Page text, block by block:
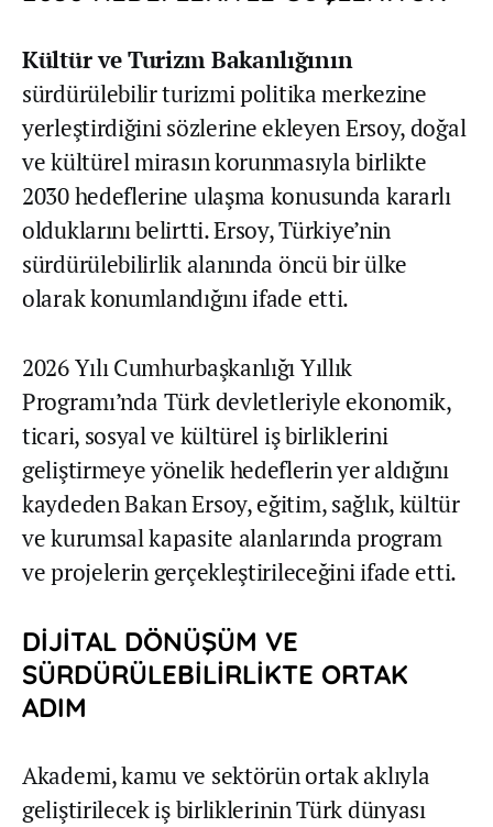
Kültür ve Turizm Bakanlığının
sürdürülebilir turizmi politika merkezine
yerleştirdiğini sözlerine ekleyen Ersoy, doğal
ve kültürel mirasın korunmasıyla birlikte
2030 hedeflerine ulaşma konusunda kararlı
olduklarını belirtti. Ersoy, Türkiye’nin
sürdürülebilirlik alanında öncü bir ülke
olarak konumlandığını ifade etti.
2026 Yılı Cumhurbaşkanlığı Yıllık
Programı’nda Türk devletleriyle ekonomik,
ticari, sosyal ve kültürel iş birliklerini
geliştirmeye yönelik hedeflerin yer aldığını
kaydeden Bakan Ersoy, eğitim, sağlık, kültür
ve kurumsal kapasite alanlarında program
ve projelerin gerçekleştirileceğini ifade etti.
DİJİTAL DÖNÜŞÜM VE
SÜRDÜRÜLEBİLİRLİKTE ORTAK
ADIM
Akademi, kamu ve sektörün ortak aklıyla
geliştirilecek iş birliklerinin Türk dünyası